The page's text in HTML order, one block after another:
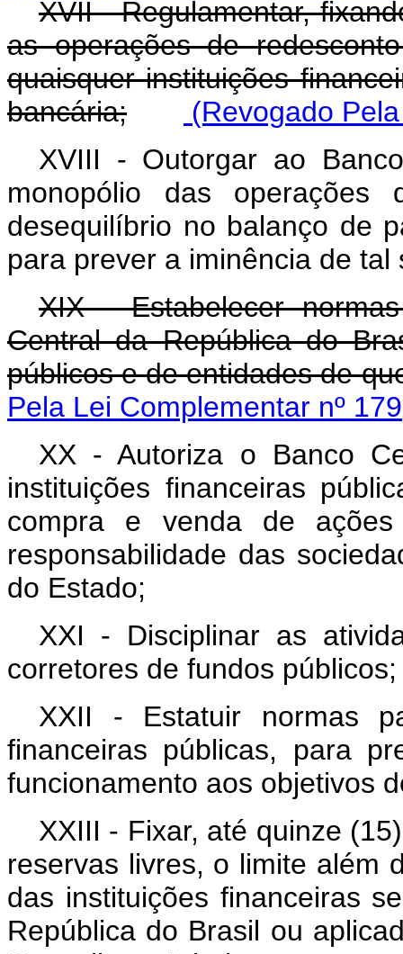
XVII - Regulamentar,
as operações de
quaisquer instituições
bancária;
(Revogado
XVIII - Outorgar ao
monopólio das operações
desequilíbrio no balanço de
para prever a iminência de tal
XIX - Estabelecer
Central da República do
públicos e de entidades de
Pela Lei Complementar nº
XX - Autoriza o Banco
instituições financeiras
compra e venda de
responsabilidade das
do Estado;
XXI - Disciplinar as
corretores de fundos públicos;
XXII - Estatuir normas
financeiras públicas, para
funcionamento aos objetivos
XXIII - Fixar, até quinze
reservas livres, o limite além
das instituições financeiras
República do Brasil ou